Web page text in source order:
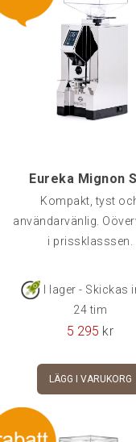
Kompakt, tyst
användarvänlig.
i prissklasssen.
I lager - Skickas
24 tim
5 295 kr
LÄGG I VARUKORG